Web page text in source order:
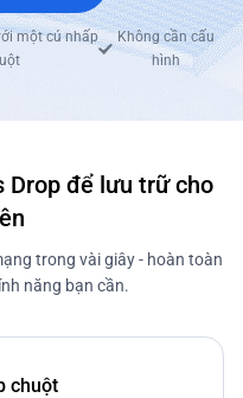
một cú nhấp
Không cần cấu
hình
Drop để lưu trữ cho
trong vài giây - hoàn toàn
năng bạn cần.
chuột